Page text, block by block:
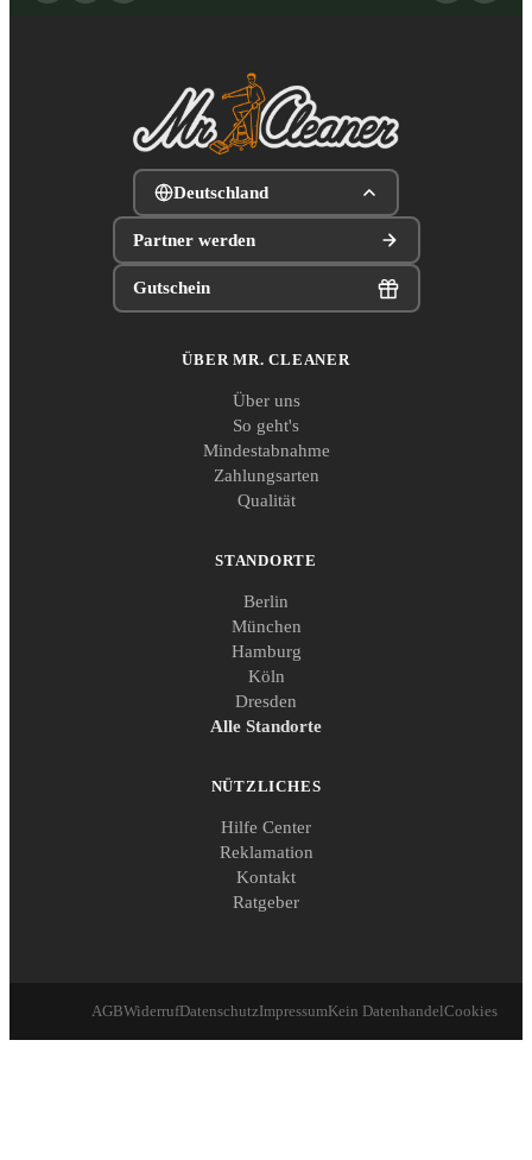
Deutschland
Partner werden
Gutschein
ÜBER MR. CLEANER
Über uns
So geht's
Mindestabnahme
Zahlungsarten
Qualität
STANDORTE
Berlin
München
Hamburg
Köln
Dresden
Alle Standorte
NÜTZLICHES
Hilfe Center
Reklamation
Kontakt
Ratgeber
AGBWiderrufDatenschutzImpressumKein DatenhandelCookies